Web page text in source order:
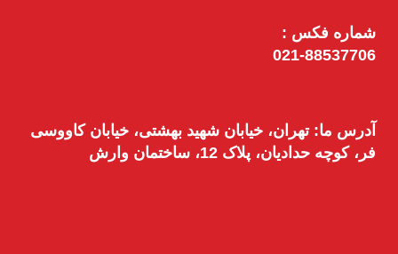
شماره فکس :
021-88537706
آدرس ما: تهران، خیابان شهید بهشتی، خیابان کاووسی
فر، کوچه حدادیان، پلاک 12، ساختمان وارش